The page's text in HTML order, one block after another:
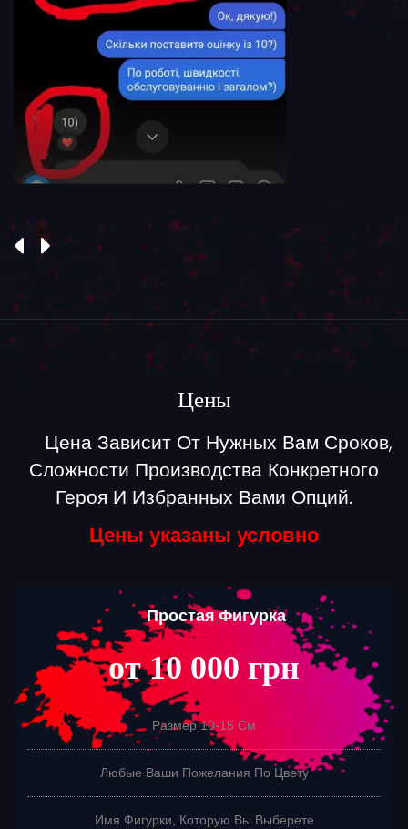
Цены
Цена Зависит От Нужных Вам Сроков,
Сложности Производства Конкретного
Героя И Избранных Вами Опций.
Цены указаны условно
Простая Фигурка
от 10 000 грн
Размер 10-15 См
Любые Ваши Пожелания По Цвету
Имя Фигурки, Которую Вы Выберете